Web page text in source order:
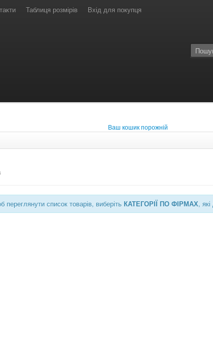
Таблиця розмірів Вхід для покупця
Ваш кошик порожній
переглянути список товарів, виберіть КАТЕГОРІЇ ПО ФІРМАХ,